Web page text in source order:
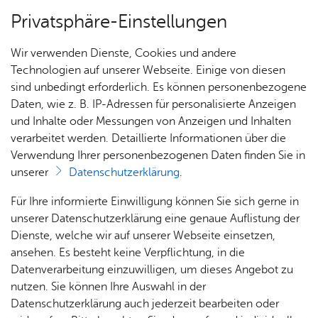
Über­sicht Bür­ger & Stadt
Rat­
haus &
Bür­
ger­
ser­vice
Rat­
häu­ser
Nach­
rich­
ten,
Vi­de­os
& Bil­
der
Me­di­
Jobs
Stel­
len­an­
ge­bo­te
Aus­bil­
dung &
Stu­di­
Bauen
& Um­
welt
Geo­
da­ten
Ge­
sund­
heit &
kum
Dienst­leis­tun­gen A–Z
Vor­le­sen
Grup­pen-Geld­wä­sche­be­auf­
trag­ten be­stel­len oder ab­be­
ru­fen („ent­pflich­ten“)
Sofern Sie Verpflichteter und zugleich Mutterunternehmen
einer Gruppe nach dem Geldwäscherecht sind, besteht
Privatsphäre-Einstellungen
Wir verwenden Dienste, Cookies und andere
Technologien auf unserer Webseite. Einige von diesen
sind unbedingt erforderlich. Es können personenbezogene
Daten, wie z. B. IP-Adressen für personalisierte Anzeigen
und Inhalte oder Messungen von Anzeigen und Inhalten
verarbeitet werden. Detaillierte Informationen über die
Verwendung Ihrer personenbezogenen Daten finden Sie in
unserer
Datenschutzerklärung.
Für Ihre informierte Einwilligung können Sie sich gerne in
unserer Datenschutzerklärung eine genaue Auflistung der
Dienste, welche wir auf unserer Webseite einsetzen,
ansehen. Es besteht keine Verpflichtung, in die
Datenverarbeitung einzuwilligen, um dieses Angebot zu
nutzen. Sie können Ihre Auswahl in der
Datenschutzerklärung auch jederzeit bearbeiten oder